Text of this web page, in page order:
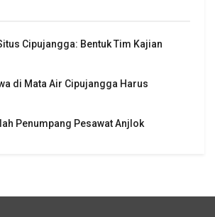
Cipujangga: Bentuk Tim Kajian
di Mata Air Cipujangga Harus
Penumpang Pesawat Anjlok